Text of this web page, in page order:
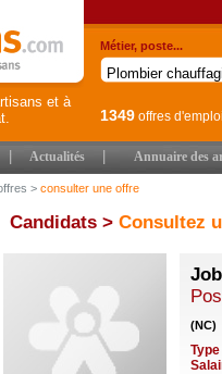
et à
Métier, poste...
1349 offres
Actualités Annuaire des
> consulter une offre
Candidats > Consultez
(NC)